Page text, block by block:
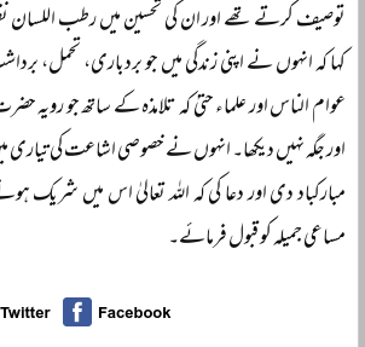
توصیف کرتے تھے اور ان کی تحسین میں رطب
کہا کہ انہوں نے اپنی زندگی میں جو بردباری، تحمل،
عوام الناس اور علماء حتیٰ کہ تلامذہ کے ساتھ جو رویہ
اور جگہ نہیں دیکھا۔ انہوں نے خصوصی اشاعت کی
مبارکباد دی اور دعا کی کہ اللہ تعالیٰ اس میں
مساعی جمیلہ کو قبول فرمائے۔